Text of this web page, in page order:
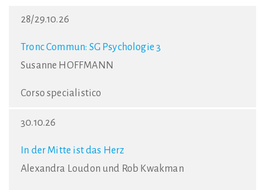
28/29.10.26
Tronc Commun: SG Psychologie 3
Susanne HOFFMANN
Corso specialistico
30.10.26
In der Mitte ist das Herz
Alexandra Loudon und Rob Kwakman